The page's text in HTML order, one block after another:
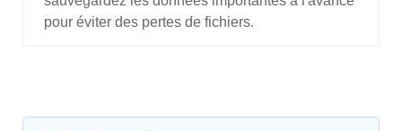
pour éviter des pertes de fichiers.